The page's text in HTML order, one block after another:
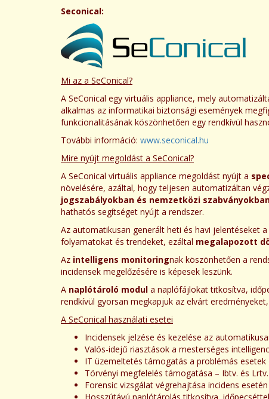
Seconical:
Mi az a SeConical?
A SeConical egy virtuális appliance, mely
alkalmas az informatikai biztonsági események
funkcionalitásának köszönhetően egy rendkívül
További információ: www.seconical.hu
Mire nyújt megoldást a SeConical?
A SeConical virtuális appliance megoldást nyújt a
növelésére, azáltal, hogy teljesen automatizáltan
jogszabályokban és nemzetközi
hathatós segítséget nyújt a rendszer.
Az automatikusan generált heti és havi jelentéseket
folyamatokat és trendeket, ezáltal megalapozott
Az intelligens monitoringnak köszönhetően a
incidensek megelőzésére is képesek leszünk.
A naplótároló modul a naplófájlokat titkosítva,
rendkívül gyorsan megkapjuk az elvárt
A SeConical használati esetei
Incidensek jelzése és kezelése az
Valós-idejű riasztások a mesterséges
IT üzemeltetés támogatás a problémás
Törvényi megfelelés támogatása – Ibtv. és
Forensic vizsgálat végrehajtása incidens